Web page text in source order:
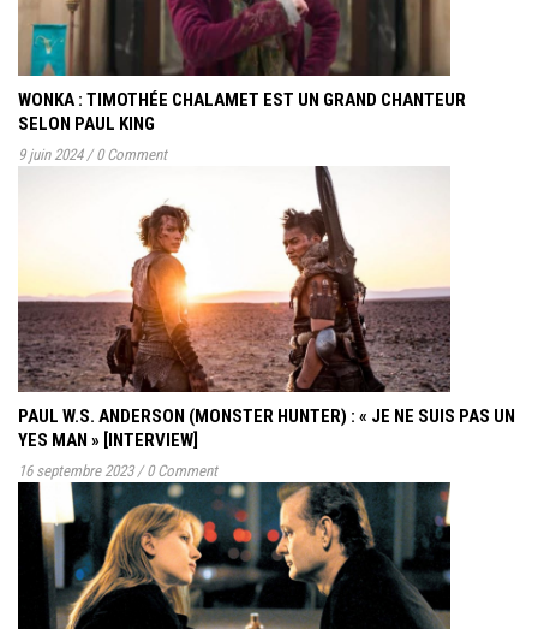
WONKA : TIMOTHÉE CHALAMET EST UN GRAND CHANTEUR
SELON PAUL KING
9 juin 2024 / 0 Comment
PAUL W.S. ANDERSON (MONSTER HUNTER) : « JE NE SUIS PAS UN
YES MAN » [INTERVIEW]
16 septembre 2023 / 0 Comment